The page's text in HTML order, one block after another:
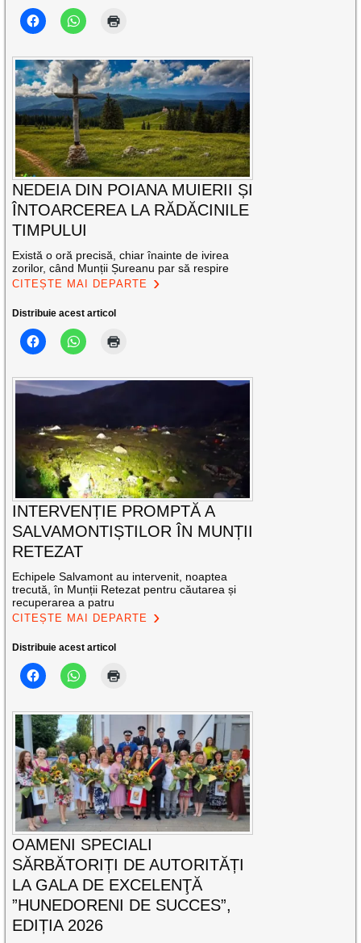
NEDEIA DIN POIANA MUIERII ȘI
ÎNTOARCEREA LA RĂDĂCINILE
TIMPULUI
Există o oră precisă, chiar înainte de ivirea
zorilor, când Munții Șureanu par să respire
CITEȘTE MAI DEPARTE
Distribuie acest articol
INTERVENȚIE PROMPTĂ A
SALVAMONTIȘTILOR ÎN MUNȚII
RETEZAT
Echipele Salvamont au intervenit, noaptea
trecută, în Munții Retezat pentru căutarea și
recuperarea a patru
CITEȘTE MAI DEPARTE
Distribuie acest articol
OAMENI SPECIALI
SĂRBĂTORIȚI DE AUTORITĂȚI
LA GALA DE EXCELENŢĂ
”HUNEDORENI DE SUCCES”,
EDIȚIA 2026